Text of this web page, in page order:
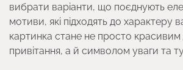
вибрати варіанти, що поєднують
мотиви, які підходять до характеру
картинка стане не просто
привітання, а й символом уваги та